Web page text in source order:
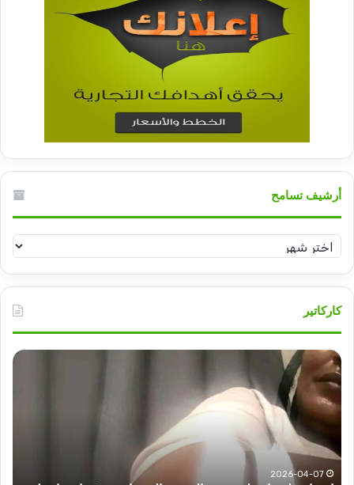
أرشيف تسامح
أرشيف
تسامح
كاركاتير
إعتداء
على
ناشطة
بحزب
المؤتمر
السوداني
بيوغندا..
تفاصيل2026-04-07